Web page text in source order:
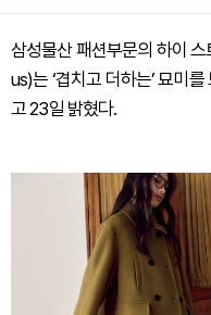
삼성물산 패션부문의 하이
us)는 ‘겹치고 더하는’ 묘미
고 23일 밝혔다.